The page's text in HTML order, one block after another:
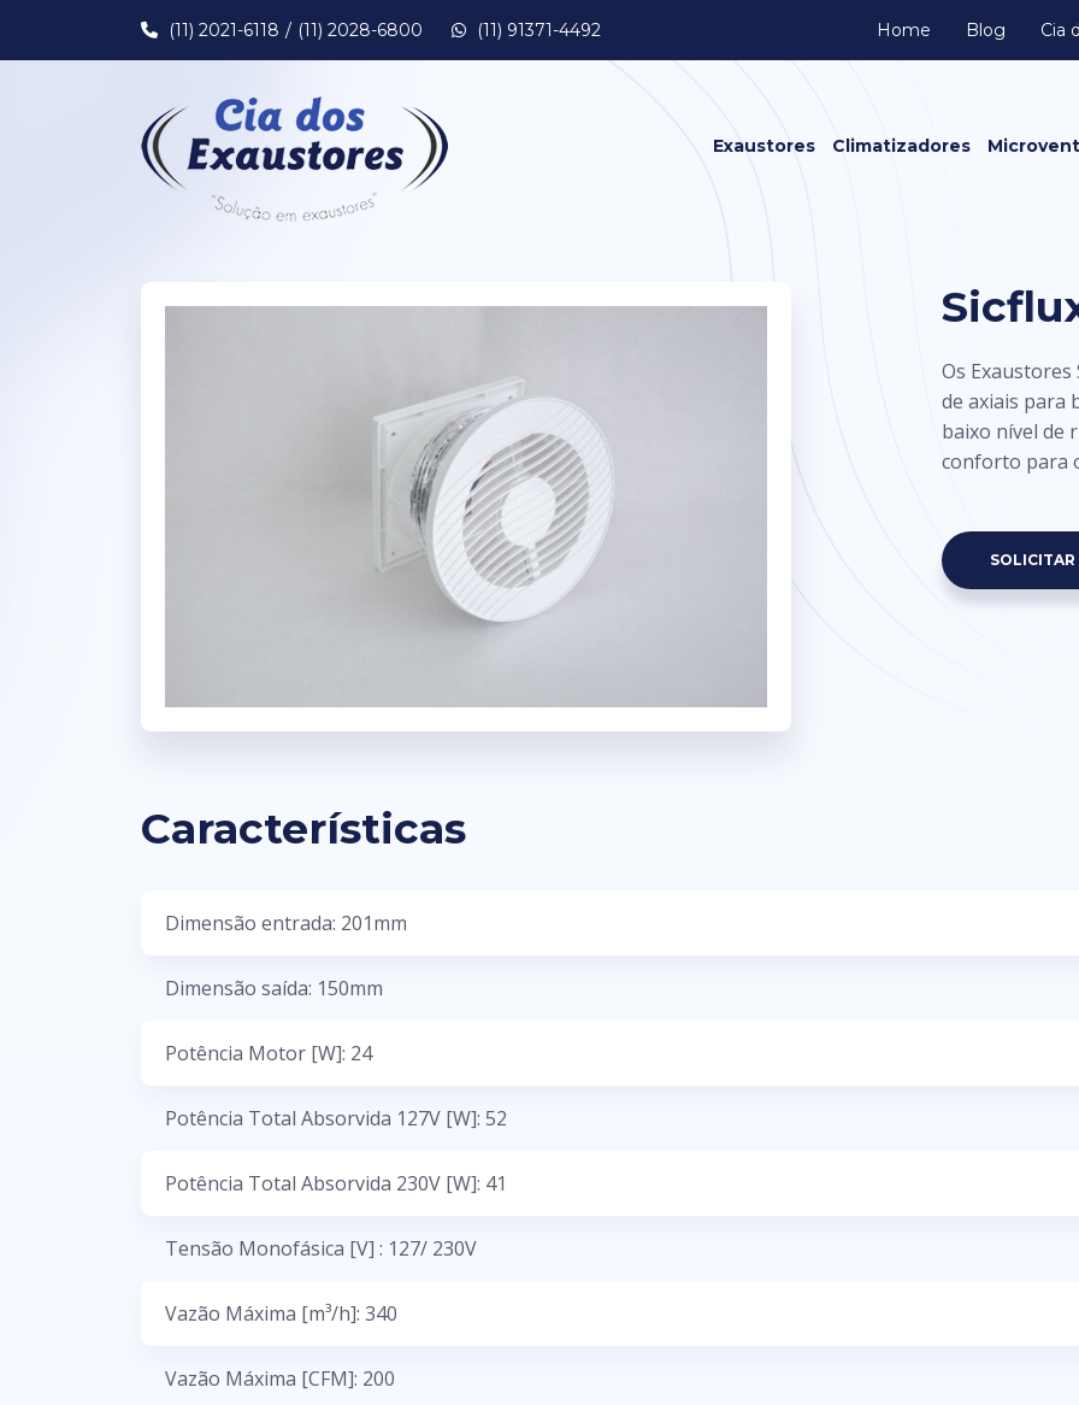
(11) 2021-6118 (11) 2028-6800 (11) 91371-4492 Home Blog Cia
Exaustores
Exaustores para Banheiro
Climatizadores
Os
de axiais para
baixo nível de
conforto para
Características
Dimensão entrada: 201mm
Dimensão saída: 150mm
Potência Motor [W]: 24
Potência Total Absorvida 127V [W]: 52
Potência Total Absorvida 230V [W]: 41
Tensão Monofásica [V] : 127/ 230V
Vazão Máxima [m³/h]: 340
Vazão Máxima [CFM]: 200